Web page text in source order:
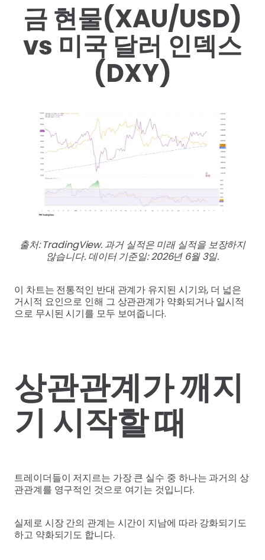
금 현물(XAU/USD)
vs 미국 달러 인덱스
(DXY)
출처: TradingView. 과거 실적은 미래 실적을 보장하지
않습니다. 데이터 기준일: 2026년 6월 3일.
이 차트는 전통적인 반대 관계가 유지된 시기와, 더 넓은
거시적 요인으로 인해 그 상관관계가 약화되거나 일시적
으로 무시된 시기를 모두 보여줍니다.
상관관계가 깨지
기 시작할 때
트레이더들이 저지르는 가장 큰 실수 중 하나는 과거의 상
관관계를 영구적인 것으로 여기는 것입니다.
실제로 시장 간의 관계는 시간이 지남에 따라 강화되기도
하고 약화되기도 합니다.